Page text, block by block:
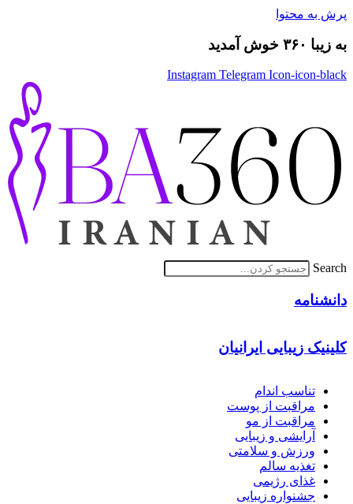
پرش به محتوا
به زیبا ۳۶۰ خوش آمدید
Instagram Telegram Icon-icon-black
Search
دانشنامه
کلینیک زیبایی ایرانیان
تناسب اندام
مراقبت از پوست
مراقبت از مو
آرایشی و زیبایی
ورزش و سلامتی
تغذیه سالم
غذای رژیمی
جشنواره زیبایی